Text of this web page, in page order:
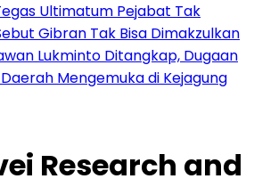
Ultimatum Pejabat Tak
Gibran Tak Bisa Dimakzulkan
Lukminto Ditangkap, Dugaan
Mengemuka di Kejagung
Research and